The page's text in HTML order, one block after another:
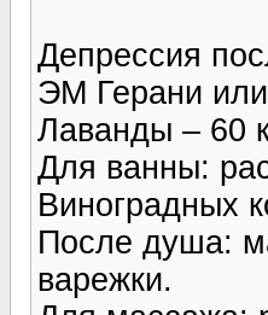
Депрессия
ЭМ Герани
Лаванды – 60
Для ванны:
Виноградных
После душа:
варежки.